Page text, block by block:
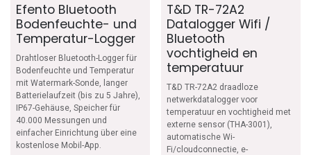
Efento Bluetooth
Bodenfeuchte- und
Temperatur-Logger
Drahtloser Bluetooth-Logger für
Bodenfeuchte und Temperatur
mit Watermark-Sonde, langer
Batterielaufzeit (bis zu 5 Jahre),
IP67-Gehäuse, Speicher für
40.000 Messungen und
einfacher Einrichtung über eine
kostenlose Mobil-App.
T&D TR-72A2
Datalogger Wifi /
Bluetooth
vochtigheid en
temperatuur
T&D TR-72A2 draadloze
netwerkdatalogger voor
temperatuur en vochtigheid met
externe sensor (THA-3001),
automatische Wi-
Fi/cloudconnectie, e-